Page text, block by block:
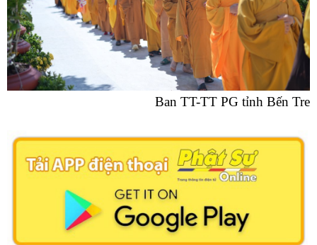
Ban TT-TT PG tỉnh Bến Tre